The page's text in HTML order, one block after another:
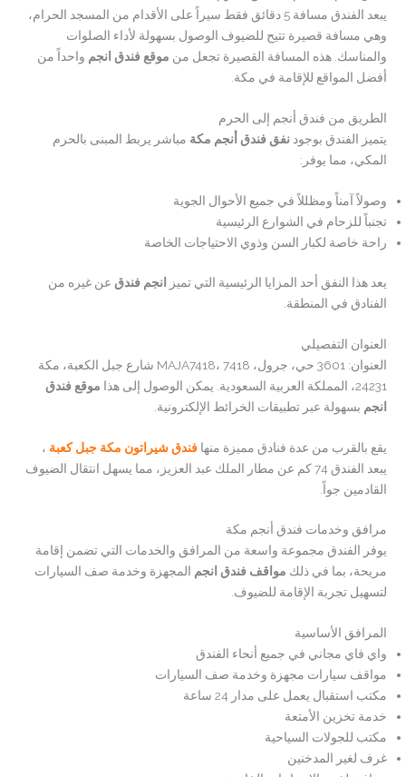
يبعد الفندق مسافة 5 دقائق فقط سيراً على الأقدام من المسجد الحرام،
وهي مسافة قصيرة تتيح للضيوف الوصول بسهولة لأداء الصلوات
والمناسك. هذه المسافة القصيرة تجعل من موقع فندق انجم واحداً من
أفضل المواقع للإقامة في مكة.
الطريق من فندق أنجم إلى الحرم
يتميز الفندق بوجودنفق فندق أنجم مكة مباشر يربط المبنى بالحرم
المكي، مما يوفر:
وصولاً آمناً ومظللاً في جميع الأحوال الجوية
تجنباً للزحام في الشوارع الرئيسية
راحة خاصة لكبار السن وذوي الاحتياجات الخاصة
يعد هذا النفق أحد المزايا الرئيسية التي تميز انجم فندق عن غيره من
الفنادق في المنطقة.
العنوان التفصيلي
العنوان: 3601 حي، جرول، MAJA7418، 7418 شارع جبل الكعبة، مكة
24231، المملكة العربية السعودية. يمكن الوصول إلى هذا
موقع فندق
انجم بسهولة عبر تطبيقات الخرائط الإلكترونية.
يقع بالقرب من عدة فنادق مميزة منها فندق شيراتون مكة جبل كعبة ،
يبعد الفندق 74 كم عن مطار الملك عبد العزيز، مما يسهل انتقال الضيوف
القادمين جواً.
مرافق وخدمات فندق أنجم مكة
يوفر الفندق مجموعة واسعة من المرافق والخدمات التي تضمن إقامة
مريحة، بما في ذلك مواقف فندق انجم المجهزة وخدمة صف السيارات
لتسهيل تجربة الإقامة للضيوف.
المرافق الأساسية
واي فاي مجاني في جميع أنحاء الفندق
مواقف سيارات مجهزة وخدمة صف السيارات
مكتب استقبال يعمل على مدار 24 ساعة
خدمة تخزين الأمتعة
مكتب للجولات السياحية
غرف لغير المدخنين